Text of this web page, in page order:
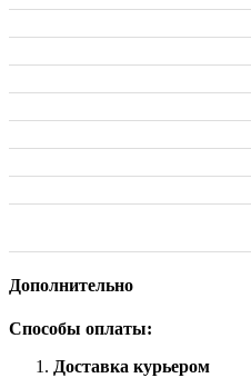
Дополнительно
Способы оплаты:
Доставка курьером